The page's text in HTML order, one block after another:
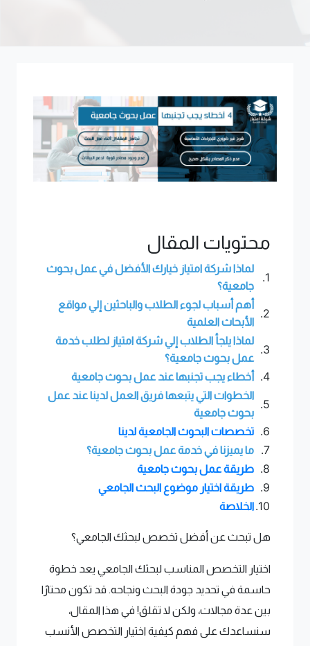
محتويات المقال
1.
لماذا شركة امتياز خيارك الأفضل في عمل بحوث
جامعية؟
2.
أهم أسباب لجوء الطلاب والباحثين إلي مواقع
الأبحاث العلمية
3.
لماذا يلجأ الطلاب إلي شركة امتياز لطلب خدمة
عمل بحوث جامعية؟
4. أخطاء يجب تجنبها عند عمل بحوث جامعية
5.
الخطوات التي يتبعها فريق العمل لدينا عند عمل
بحوث جامعية
6. تخصصات البحوث الجامعية لدينا
7. ما يميزنا في خدمة عمل بحوث جامعية؟
8. طريقة عمل بحوث جامعية
9. طريقة اختيار موضوع البحث الجامعي
10. الخلاصة
هل تبحث عن أفضل تخصص لبحثك الجامعي؟
اختيار التخصص المناسب لبحثك الجامعي يعد خطوة
حاسمة في تحديد جودة البحث ونجاحه. قد تكون محتارًا
بين عدة مجالات، ولكن لا تقلق! في هذا المقال،
سنساعدك على فهم كيفية اختيار التخصص الأنسب